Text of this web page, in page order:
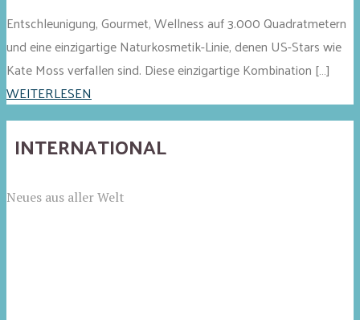
Entschleunigung, Gourmet, Wellness auf 3.000 Quadratmetern
und eine einzigartige Naturkosmetik-Linie, denen US-Stars wie
Kate Moss verfallen sind. Diese einzigartige Kombination […]
WEITERLESEN
INTERNATIONAL
Neues aus aller Welt